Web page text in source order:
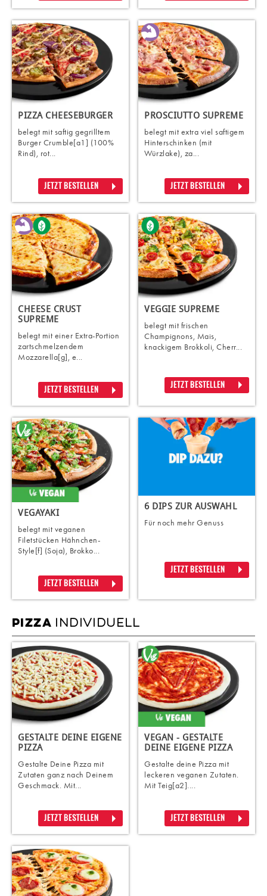
PIZZA CHEESEBURGER
belegt mit saftig gegrilltem
Burger Crumble[a1] (100%
Rind), rot...
JETZT BESTELLEN
PROSCIUTTO SUPREME
belegt mit extra viel saftigem
Hinterschinken (mit
Würzlake), za...
JETZT BESTELLEN
CHEESE CRUST
SUPREME
belegt mit einer Extra-Portion
zartschmelzendem
Mozzarella[g], e...
JETZT BESTELLEN
VEGGIE SUPREME
belegt mit frischen
Champignons, Mais,
knackigem Brokkoli, Cherr...
JETZT BESTELLEN
VEGAYAKI
belegt mit veganen
Filetstücken Hähnchen-
Style[f] (Soja), Brokko...
JETZT BESTELLEN
6 DIPS ZUR AUSWAHL
Für noch mehr Genuss
JETZT BESTELLEN
PIZZA INDIVIDUELL
GESTALTE DEINE EIGENE
PIZZA
Gestalte Deine Pizza mit
Zutaten ganz nach Deinem
Geschmack. Mit...
JETZT BESTELLEN
VEGAN - GESTALTE
DEINE EIGENE PIZZA
Gestalte deine Pizza mit
leckeren veganen Zutaten.
Mit Teig[a2]....
JETZT BESTELLEN